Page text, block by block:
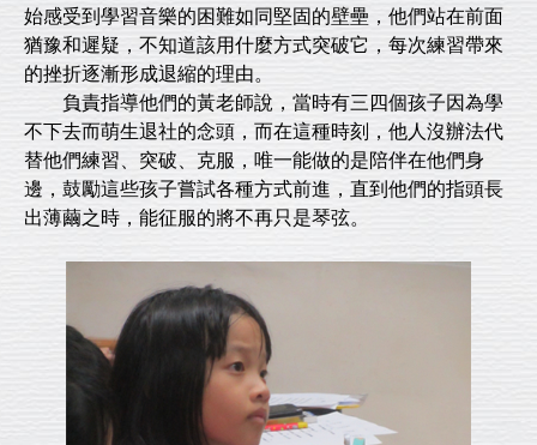
始感受到學習音樂的困難如同堅固的壁壘，他們站在前面
猶豫和遲疑，不知道該用什麼方式突破它，每次練習帶來
的挫折逐漸形成退縮的理由。
負責指導他們的黃老師說，當時有三四個孩子因為學
不下去而萌生退社的念頭，而在這種時刻，他人沒辦法代
替他們練習、突破、克服，唯一能做的是陪伴在他們身
邊，鼓勵這些孩子嘗試各種方式前進，直到他們的指頭長
出薄繭之時，能征服的將不再只是琴弦。